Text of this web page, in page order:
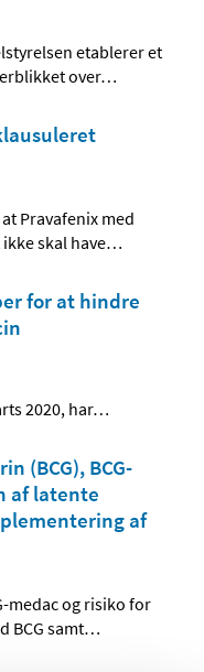
etablerer et
over…
Pravafenix med
skal have…
for at hindre
2020, har…
(BCG), BCG-
af latente
af
medac og risiko for
BCG samt…